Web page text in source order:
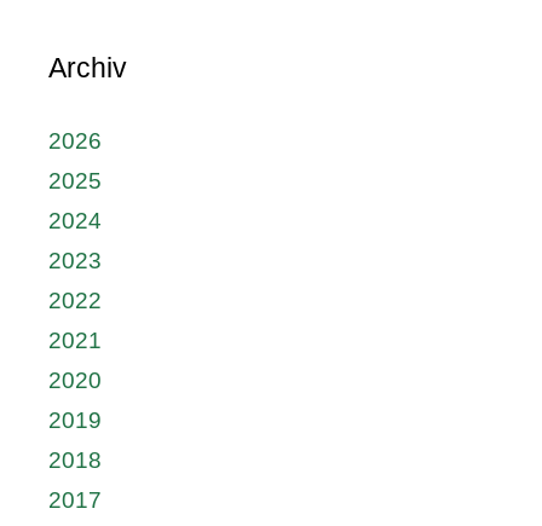
Archiv
2026
2025
2024
2023
2022
2021
2020
2019
2018
2017